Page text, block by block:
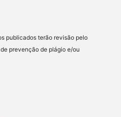
publicados terão revisão pelo
prevenção de plágio e/ou